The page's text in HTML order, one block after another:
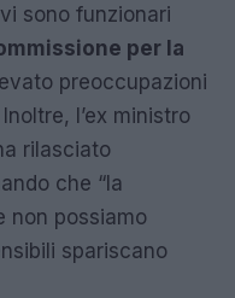
sono funzionari
per la
preoccupazioni
l’ex ministro
rilasciato
che “la
non possiamo
spariscano